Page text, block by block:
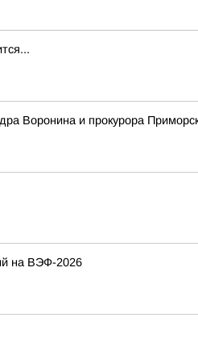
Воронина и прокурора
на ВЭФ-2026